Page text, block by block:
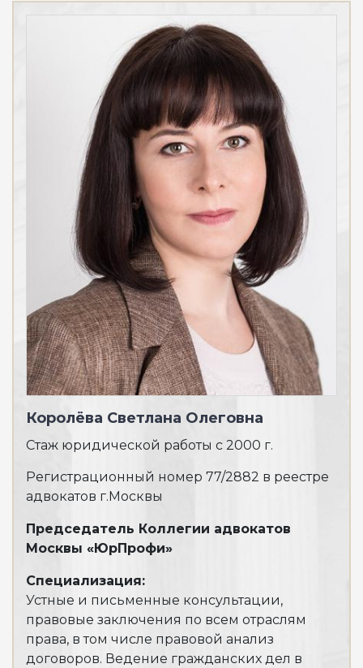
Королёва Светлана Олеговна
Стаж юридической работы с 2000 г.
Регистрационный номер 77/2882 в реестре
адвокатов г.Москвы
Председатель Коллегии адвокатов
Москвы «ЮрПрофи»
Специализация:
Устные и письменные консультации,
правовые заключения по всем отраслям
права, в том числе правовой анализ
договоров. Ведение гражданских дел в